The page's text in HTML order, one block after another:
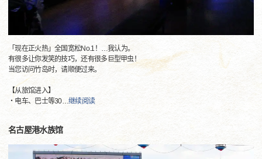
「现在正火热」全国宽松No.1！…我认为。
有很多让你发笑的技巧，还有很多巨型甲虫！
当您访问竹岛时，请顺便过来。
【从旅馆进入】
・电车、巴士等30…继续阅读
名古屋港水族馆